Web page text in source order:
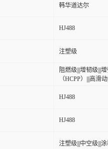
韩华道达尔
HJ488
注塑级
阻燃级|||增韧级|||
（HCPP）|||高滑
HJ488
HJ488
注塑级|||中空级|||涂